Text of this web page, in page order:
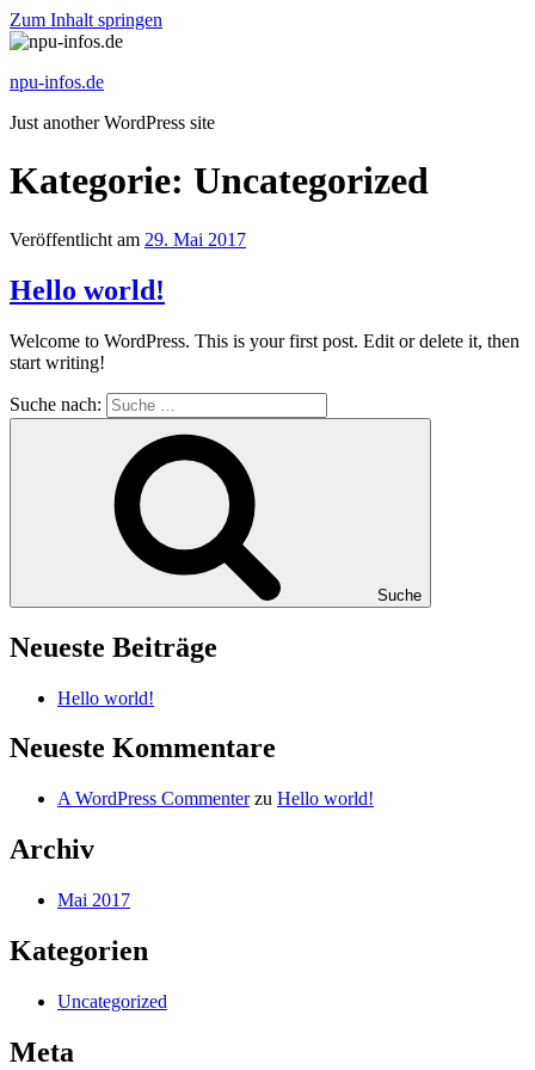
Zum Inhalt springen
npu-infos.de
Just another WordPress site
Kategorie: Uncategorized
Veröffentlicht am 29. Mai 2017
Hello world!
Welcome to WordPress. This is your first post. Edit or delete it, then
start writing!
Suche nach:
Suche
Neueste Beiträge
Hello world!
Neueste Kommentare
A WordPress Commenterzu Hello world!
Archiv
Mai 2017
Kategorien
Uncategorized
Meta